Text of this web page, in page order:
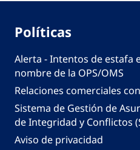
Políticas
Alerta - Intentos de estafa
nombre de la OPS/OMS
Relaciones comerciales
Sistema de Gestión de
de Integridad y Conflictos
Aviso de privacidad